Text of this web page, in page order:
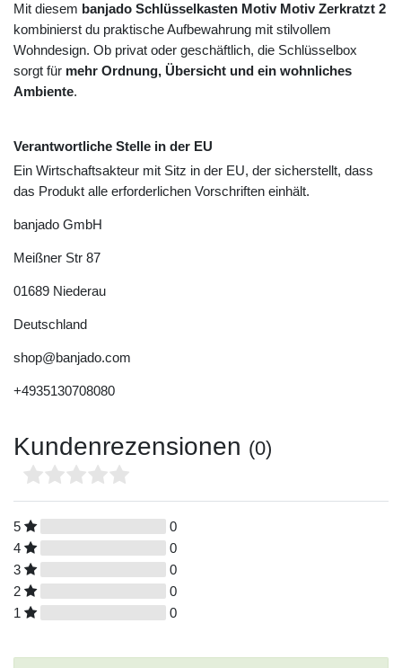
Mit diesem banjado Schlüsselkasten Motiv Motiv Zerkratzt 2
kombinierst du praktische Aufbewahrung mit stilvollem
Wohndesign. Ob privat oder geschäftlich, die Schlüsselbox
sorgt für mehr Ordnung, Übersicht und ein wohnliches
Ambiente.
Verantwortliche Stelle in der EU
Ein Wirtschaftsakteur mit Sitz in der EU, der sicherstellt, dass
das Produkt alle erforderlichen Vorschriften einhält.
banjado GmbH
Meißner Str 87
01689 Niederau
Deutschland
shop@banjado.com
+4935130708080
Kundenrezensionen (0)
5
0
4
0
3
0
2
0
1
0